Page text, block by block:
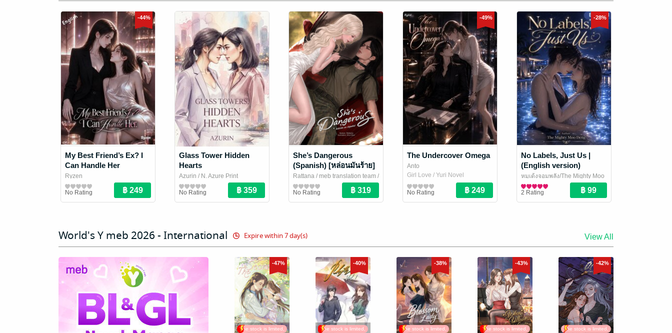
-44%
My Best Friend’s Ex? I
Can Handle Her
Ryzen
Girl Love / Yuri Novel
No Rating
Glass Tower Hidden
Hearts
Azurin / N. Azure Print
Girl Love / Yuri Novel
No Rating
She’s Dangerous
(Spanish) [หล่อนมันร้าย]
Rattana / meb translation team /
รัตนา
Girl Love / Yuri Novel
No Rating
-49%
The Undercover Omega
Anto
Girl Love / Yuri Novel
No Rating
-28%
No Labels, Just Us |
(English version)
หมูเด้งจอมพลัง/The Mighty Moo
Deng/ Norikokoro
Girl Love / Yuri Novel
2 Rating
World's Y meb 2026 - International Expire within 7 day(s) View All
-47%
The stock is limited,
-40%
The stock is limited,
-38%
The stock is limited,
-43%
The stock is limited,
-42%
The stock is limited,